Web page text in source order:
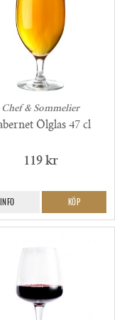
Chef & Sommelier
Ölglas 47 cl
119 kr
INFO KÖP